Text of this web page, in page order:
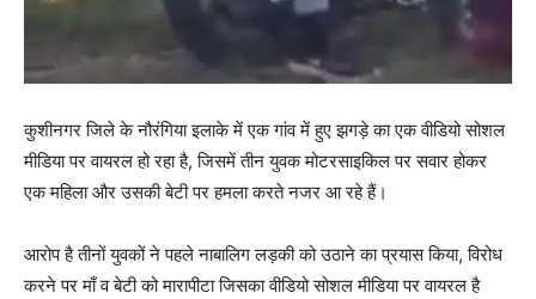
कुशीनगर जिले के नौरंगिया इलाके में एक गांव में हुए झगड़े का एक वीडियो सोशल
मीडिया पर वायरल हो रहा है, जिसमें तीन युवक मोटरसाइकिल पर सवार होकर
एक महिला और उसकी बेटी पर हमला करते नजर आ रहे हैं।
आरोप है तीनों युवकों ने पहले नाबालिग लड़की को उठाने का प्रयास किया, विरोध
करने पर माँ व बेटी को मारापीटा जिसका वीडियो सोशल मीडिया पर वायरल है